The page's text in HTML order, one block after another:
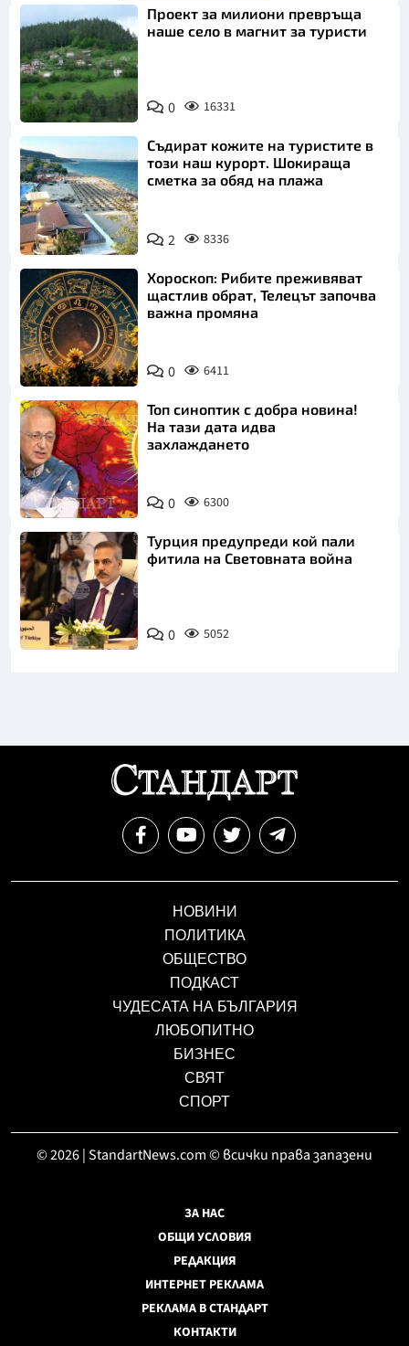
Проект за милиони превръща
наше село в магнит за туристи
0 16331
Съдират кожите на туристите в
този наш курорт. Шокираща
сметка за обяд на плажа
2 8336
Хороскоп: Рибите преживяват
щастлив обрат, Телецът започва
важна промяна
0 6411
Топ синоптик с добра новина!
На тази дата идва
захлаждането
0 6300
Турция предупреди кой пали
фитила на Световната война
0 5052
НОВИНИ
ПОЛИТИКА
ОБЩЕСТВО
ПОДКАСТ
ЧУДЕСАТА НА БЪЛГАРИЯ
ЛЮБОПИТНО
БИЗНЕС
СВЯТ
СПОРТ
© 2026 | StandartNews.com © всички права запазени
ЗА НАС
ОБЩИ УСЛОВИЯ
РЕДАКЦИЯ
ИНТЕРНЕТ РЕКЛАМА
РЕКЛАМА В СТАНДАРТ
КОНТАКТИ